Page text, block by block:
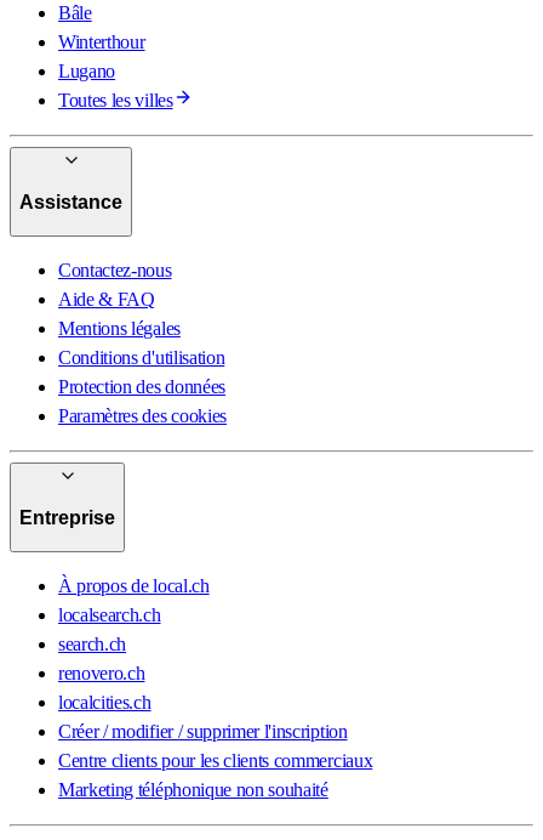
Bâle
Winterthour
Lugano
Toutes les villes
Assistance
Contactez-nous
Aide & FAQ
Mentions légales
Conditions d'utilisation
Protection des données
Paramètres des cookies
Entreprise
À propos de local.ch
localsearch.ch
search.ch
renovero.ch
localcities.ch
Créer / modifier / supprimer l'inscription
Centre clients pour les clients commerciaux
Marketing téléphonique non souhaité